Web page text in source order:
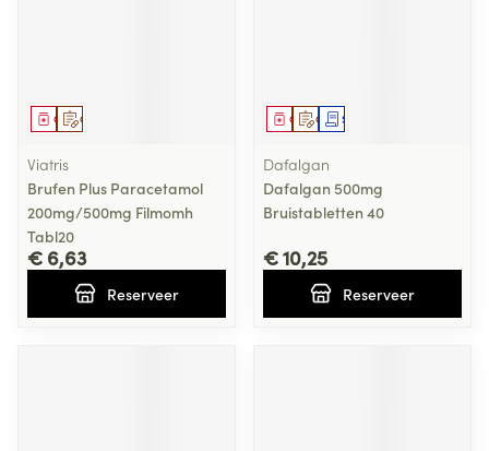
Op voorschrift
Geneesmiddel
Viatris
Brufen Plus Paracetamol
200mg/500mg Filmomh
Tabl20
€ 6,63
Reserveer
Op voorschrift
GeneesmiddelSchriftelijke aanvraag
Dafalgan
Dafalgan 500mg
Bruistabletten 40
€ 10,25
Reserveer